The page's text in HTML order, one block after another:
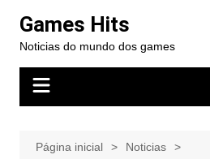
para
conteúdo
Games Hits
Noticias do mundo dos games
Página inicial
Noticias